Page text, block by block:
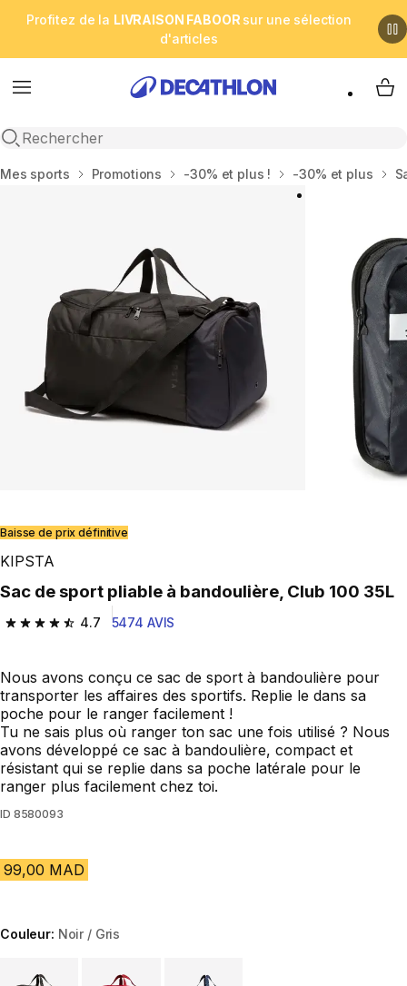
Profitez de la LIVRAISON FABOOR sur une sélection
d'articles
Menu
Open search
My
Accueil
Mes sports Promotions -30% et plus ! -30% et plus
Baisse de prix définitive
KIPSTA
Sac de sport pliable à bandoulière, Club 100 35L
4.7
4.7 out of 5 stars from 5474 reviews
5474 AVIS
Nous avons conçu ce sac de sport à bandoulière pour
transporter les affaires des sportifs. Replie le dans sa
poche pour le ranger facilement !
Tu ne sais plus où ranger ton sac une fois utilisé ? Nous
avons développé ce sac à bandoulière, compact et
résistant qui se replie dans sa poche latérale pour le
ranger plus facilement chez toi.
ID 8580093
99,00 MAD
Couleur: Noir / Gris